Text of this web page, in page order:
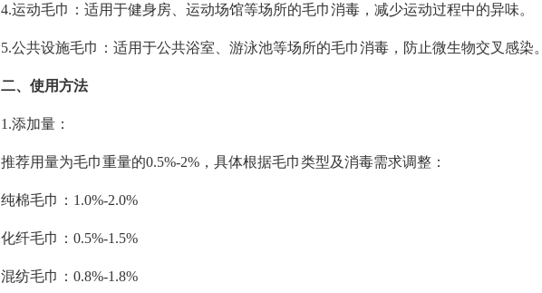
4.运动毛巾：适用于健身房、运动场馆等场所的毛巾消毒，减少运动过程中的异味。
5.公共设施毛巾：适用于公共浴室、游泳池等场所的毛巾消毒，防止微生物交叉感染。
二、使用方法
1.添加量：
推荐用量为毛巾重量的0.5%-2%，具体根据毛巾类型及消毒需求调整：
纯棉毛巾：1.0%-2.0%
化纤毛巾：0.5%-1.5%
混纺毛巾：0.8%-1.8%